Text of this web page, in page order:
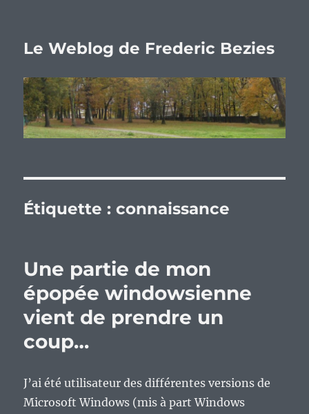
Le Weblog de Frederic Bezies
Étiquette :connaissance
Une partie de mon
épopée windowsienne
vient de prendre un
coup…
J’ai été utilisateur des différentes versions de
Microsoft Windows (mis à part Windows